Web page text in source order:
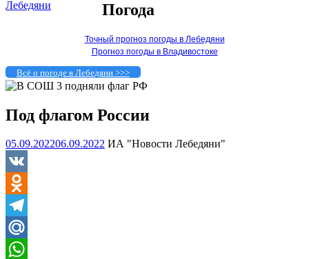
Погода
Точный прогноз погоды в Лебедяни
Прогноз погоды в Владивостоке
Всё о погоде в Лебедяни >>>
Под флагом России
05.09.202206.09.2022 ИА "Новости Лебедяни"
VK
Odnoklassniki
Telegram
Mail.Ru